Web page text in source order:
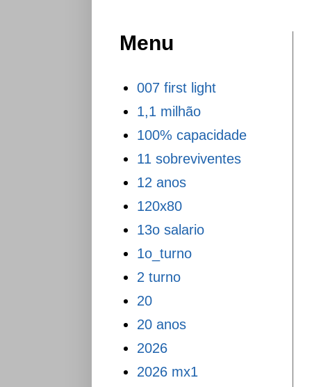
Menu
007 first light
1,1 milhão
100% capacidade
11 sobreviventes
12 anos
120x80
13o salario
1o_turno
2 turno
20
20 anos
2026
2026 mx1